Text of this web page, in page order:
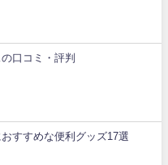
口コミ・評判
すすめな便利グッズ17選